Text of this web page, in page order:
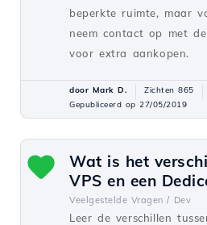
beperkte ruimte, maar
neem contact op met
voor extra aankopen.
door Mark D. Zichten 865
Gepubliceerd op 27/05/2019
Wat is het
VPS en een
Veelgestelde Vragen / Dev
Leer de verschillen